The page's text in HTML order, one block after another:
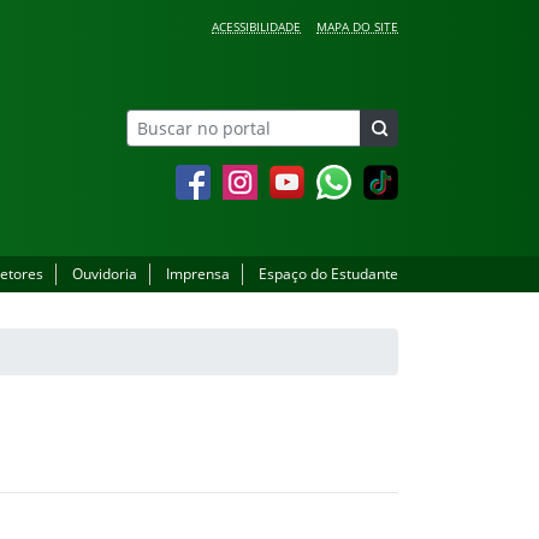
ACESSIBILIDADE MAPA DO SITE
FacebookInstagramYouTubeWhatsapp
Ouvidoria Imprensa Espaço do Estudante